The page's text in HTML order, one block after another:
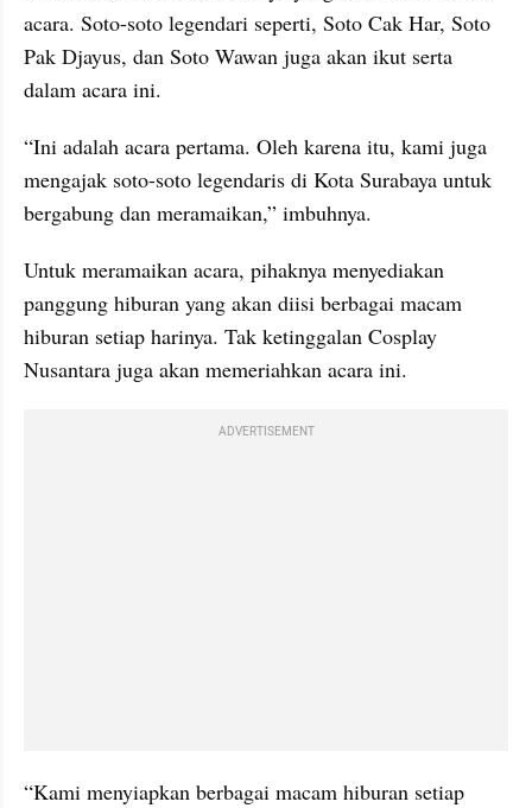
acara. Soto-soto legendari seperti, Soto Cak Har, Soto
Pak Djayus, dan Soto Wawan juga akan ikut serta
dalam acara ini.
“Ini adalah acara pertama. Oleh karena itu, kami juga
mengajak soto-soto legendaris di Kota Surabaya untuk
bergabung dan meramaikan,” imbuhnya.
Untuk meramaikan acara, pihaknya menyediakan
panggung hiburan yang akan diisi berbagai macam
hiburan setiap harinya. Tak ketinggalan Cosplay
Nusantara juga akan memeriahkan acara ini.
ADVERTISEMENT
“Kami menyiapkan berbagai macam hiburan setiap